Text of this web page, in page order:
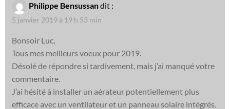
Philippe Bensussandit :
5 janvier 2019 à 19 h 53 min
Bonsoir Luc,
Tous mes meilleurs voeux pour 2019.
Désolé de répondre si tardivement, mais j’ai manqué votre
commentaire.
J’ai hésité à installer un aérateur potentiellement plus
efficace avec un ventilateur et un panneau solaire intégrés.